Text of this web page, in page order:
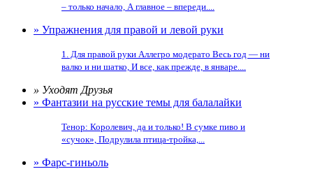
– только начало, А главное – впереди....
» Упражнения для правой и левой руки
1. Для правой руки Аллегро модерато Весь год — ни
валко и ни шатко, И все, как прежде, в январе....
» Уходят Друзья
» Фантазии на русские темы для балалайки
Тенор: Королевич, да и только! В сумке пиво и
«сучок», Подрулила птица-тройка,...
» Фарс-гиньоль